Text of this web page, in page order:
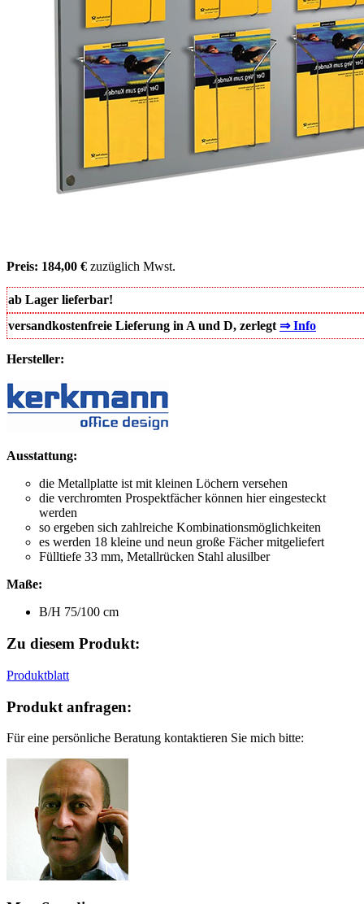
Preis: 184,00 € zuzüglich Mwst.
ab Lager lieferbar!
versandkostenfreie Lieferung in A und D, zerlegt ⇒Info
Hersteller:
Ausstattung:
die Metallplatte ist mit kleinen Löchern versehen
die verchromten Prospektfächer können hier eingesteckt
werden
so ergeben sich zahlreiche Kombinationsmöglichkeiten
es werden 18 kleine und neun große Fächer mitgeliefert
Fülltiefe 33 mm, Metallrücken Stahl alusilber
Maße:
B/H 75/100 cm
Zu diesem Produkt:
Produktblatt
Produkt anfragen:
Für eine persönliche Beratung kontaktieren Sie mich bitte: